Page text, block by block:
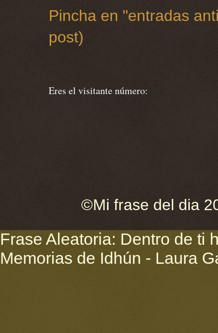
Pincha en "entradas
post)
Eres el visitante número:
©Mi frase del dia
Frase Aleatoria: Dentro de ti
Memorias de Idhún - Laura